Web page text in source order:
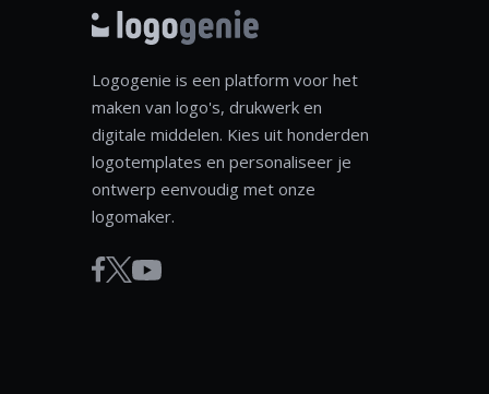
Logogenie is een platform voor het
maken van logo's, drukwerk en
digitale middelen. Kies uit honderden
logotemplates en personaliseer je
ontwerp eenvoudig met onze
logomaker.